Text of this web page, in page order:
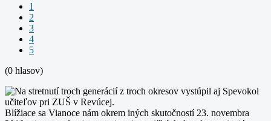
1
2
3
4
5
(0 hlasov)
Blížiace sa Vianoce nám okrem iných skutočností 23. novembra